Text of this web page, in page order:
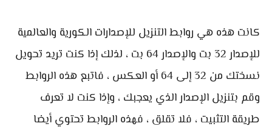
كانت هذه هي روابط التنزيل للإصدارات الكورية والعالمية
للإصدار 32 بت والإصدار 64 بت ، لذلك إذا كنت تريد تحويل
نسختك من 32 إلى 64 أو العكس ، فاتبع هذه الروابط
وقم بتنزيل الإصدار الذي يعجبك ، وإذا كنت لا تعرف
طريقة التثبيت ، فلا تقلق ، فهذه الروابط تحتوي أيضا